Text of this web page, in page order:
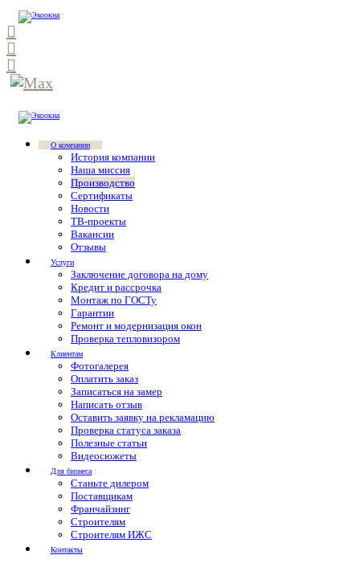
О компании
История компании
Наша миссия
Производство
Сертификаты
Новости
ТВ-проекты
Вакансии
Отзывы
Услуги
Заключение договора на дому
Кредит и рассрочка
Монтаж по ГОСТу
Гарантии
Ремонт и модернизация окон
Проверка тепловизором
Клиентам
Фотогалерея
Оплатить заказ
Записаться на замер
Написать отзыв
Оставить заявку на рекламацию
Проверка статуса заказа
Полезные статьи
Видеосюжеты
Для бизнеса
Станьте дилером
Поставщикам
Франчайзинг
Строителям
Строителям ИЖС
Контакты